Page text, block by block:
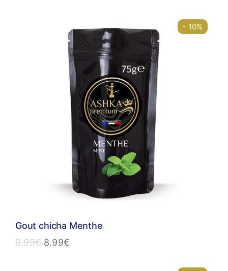
- 10%
Gout chicha Menthe
9.99€ 8.99€